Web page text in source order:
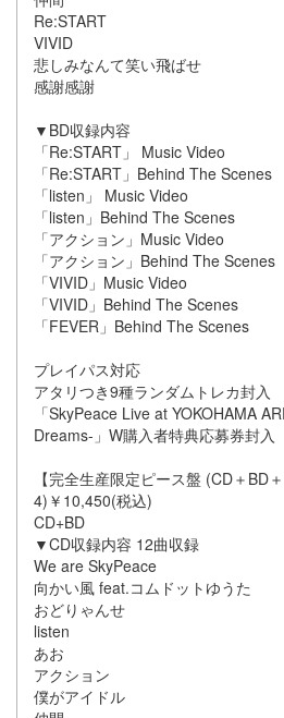
Re:START
VIVID
悲しみなんて笑い飛ばせ
感謝感謝
▼BD収録内容
「Re:START」 Music Video
「Re:START」Behind The Scenes
「listen」 Music Video
「listen」Behind The Scenes
「アクション」Music Video
「アクション」Behind The Scenes
「VIVID」Music Video
「VIVID」Behind The Scenes
「FEVER」Behind The Scenes
プレイパス対応
アタリつき9種ランダムトレカ封入
「SkyPeace Live at YOKOHAMA
Dreams-」W購入者特典応募券封入
【完全生産限定ピース盤 (CD＋BD
4)￥10,450(税込)
CD+BD
▼CD収録内容 12曲収録
We are SkyPeace
向かい風 feat.コムドットゆうた
おどりゃんせ
listen
あお
アクション
僕がアイドル